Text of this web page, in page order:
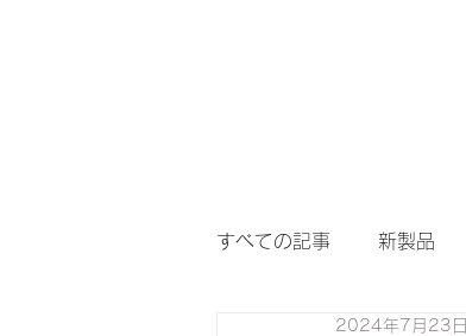
すべての記事 新製品
2024年7月23日